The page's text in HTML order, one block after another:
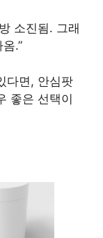
소진됨. 그래
.”
다면, 안심팟
좋은 선택이